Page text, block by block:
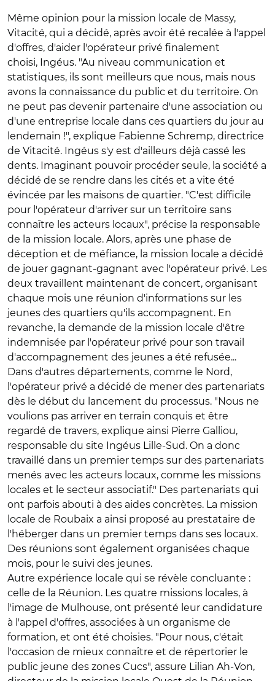
Même opinion pour la mission locale de Massy,
Vitacité, qui a décidé, après avoir été recalée à l'appel
d'offres, d'aider l'opérateur privé finalement
choisi, Ingéus. "Au niveau communication et
statistiques, ils sont meilleurs que nous, mais nous
avons la connaissance du public et du territoire. On
ne peut pas devenir partenaire d'une association ou
d'une entreprise locale dans ces quartiers du jour au
lendemain !", explique Fabienne Schremp, directrice
de Vitacité. Ingéus s'y est d'ailleurs déjà cassé les
dents. Imaginant pouvoir procéder seule, la société a
décidé de se rendre dans les cités et a vite été
évincée par les maisons de quartier. "C'est difficile
pour l'opérateur d'arriver sur un territoire sans
connaître les acteurs locaux", précise la responsable
de la mission locale. Alors, après une phase de
déception et de méfiance, la mission locale a décidé
de jouer gagnant-gagnant avec l'opérateur privé. Les
deux travaillent maintenant de concert, organisant
chaque mois une réunion d'informations sur les
jeunes des quartiers qu'ils accompagnent. En
revanche, la demande de la mission locale d'être
indemnisée par l'opérateur privé pour son travail
d'accompagnement des jeunes a été refusée...
Dans d'autres départements, comme le Nord,
l'opérateur privé a décidé de mener des partenariats
dès le début du lancement du processus. "Nous ne
voulions pas arriver en terrain conquis et être
regardé de travers, explique ainsi Pierre Galliou,
responsable du site Ingéus Lille-Sud. On a donc
travaillé dans un premier temps sur des partenariats
menés avec les acteurs locaux, comme les missions
locales et le secteur associatif." Des partenariats qui
ont parfois abouti à des aides concrètes. La mission
locale de Roubaix a ainsi proposé au prestataire de
l'héberger dans un premier temps dans ses locaux.
Des réunions sont également organisées chaque
mois, pour le suivi des jeunes.
Autre expérience locale qui se révèle concluante :
celle de la Réunion. Les quatre missions locales, à
l'image de Mulhouse, ont présenté leur candidature
à l'appel d'offres, associées à un organisme de
formation, et ont été choisies. "Pour nous, c'était
l'occasion de mieux connaître et de répertorier le
public jeune des zones Cucs", assure Lilian Ah-Von,